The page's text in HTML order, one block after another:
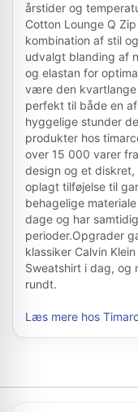
årstider og
Cotton Lounge Q
kombination af stil
udvalgt blanding af
og elastan for
være den kvartlange
perfekt til både en
hyggelige stunder
produkter hos
over 15 000 varer
design og et
oplagt tilføjelse til
behagelige
dage og har
perioder.Opgrader
klassiker Calvin
Sweatshirt i dag, og
rundt.
Læs mere hos